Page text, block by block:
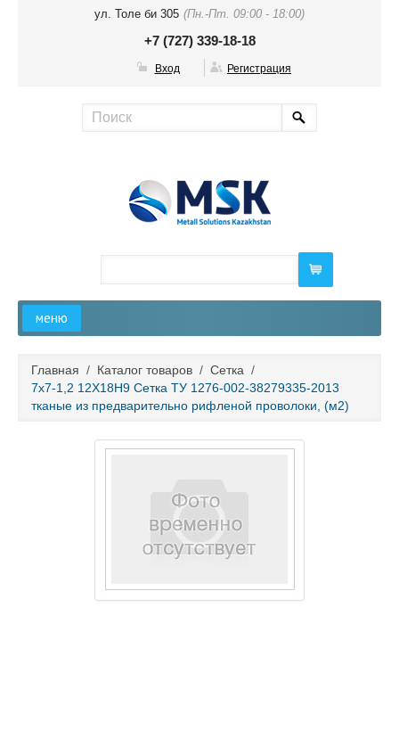
ул. Толе би 305 (Пн.-Пт. 09:00 - 18:00)
+7 (727) 339-18-18
Вход Регистрация
меню
О компании
Каталог товаров
Главная / Каталог товаров / Сетка /
7х7-1,2 12Х18Н9 Сетка ТУ 1276-002-38279335-2013
тканые из предварительно рифленой проволоки, (м2)